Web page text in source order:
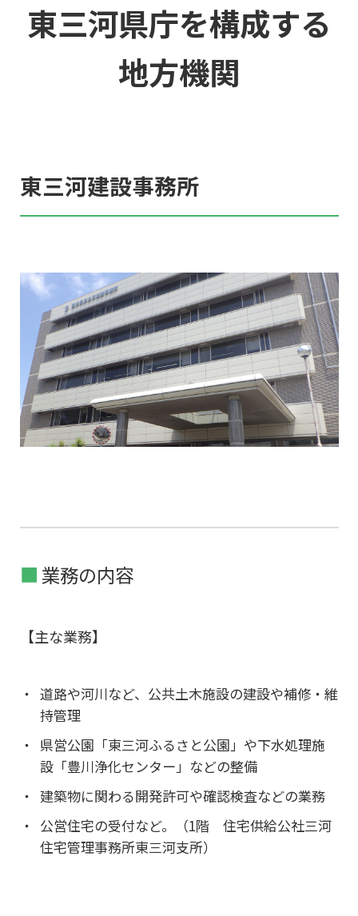
東三河県庁を構成する
地方機関
東三河建設事務所
業務の内容
【主な業務】
道路や河川など、公共土木施設の建設や補修・維
持管理
県営公園「東三河ふるさと公園」や下水処理施
設「豊川浄化センター」などの整備
建築物に関わる開発許可や確認検査などの業務
公営住宅の受付など。（1階 住宅供給公社三河
住宅管理事務所東三河支所）